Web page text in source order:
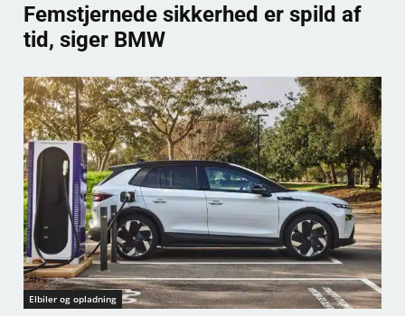
Femstjernede sikkerhed er spild af
tid, siger BMW
Elbiler og opladning